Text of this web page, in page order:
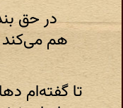
در حق
هم می‌کند
تا گفته‌ام